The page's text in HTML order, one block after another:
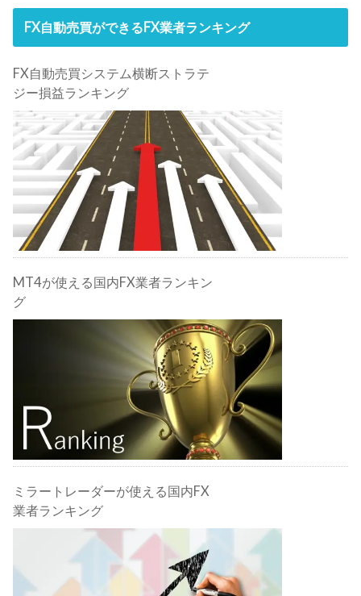
FX自動売買ができるFX業者ランキング
FX自動売買システム横断ストラテ
ジー損益ランキング
MT4が使える国内FX業者ランキン
グ
ミラートレーダーが使える国内FX
業者ランキング